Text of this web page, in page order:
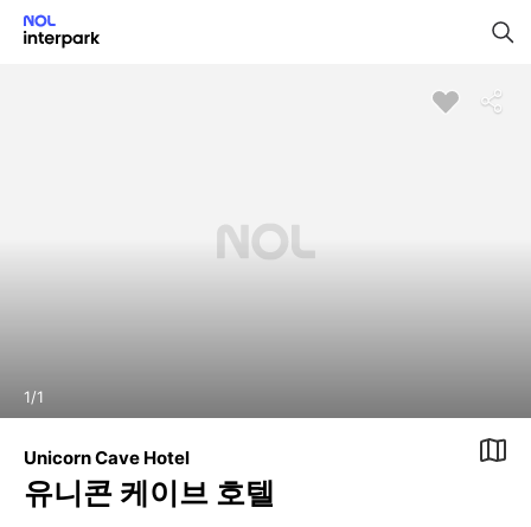
1/1
Unicorn Cave Hotel
유니콘 케이브 호텔